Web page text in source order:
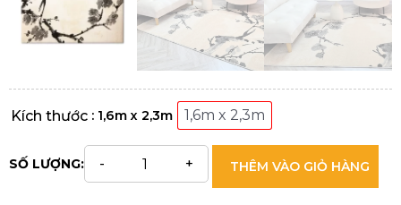
Kích thước : 1,6m x 2,3m 1,6m x 2,3m
SỐ LƯỢNG: THÊM VÀO GIỎ HÀNG